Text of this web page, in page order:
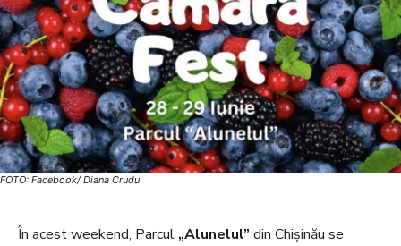
FOTO: Facebook/ Diana Crudu
În acest weekend, Parcul „Alunelul” din Chișinău se